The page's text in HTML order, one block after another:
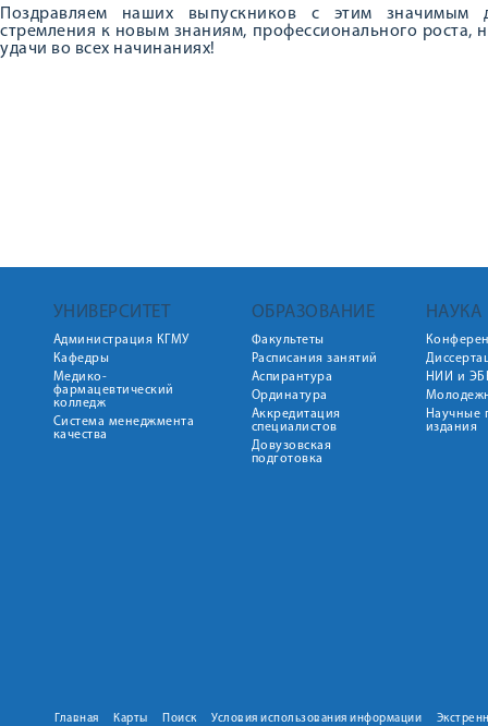
Поздравляем наших выпускников с этим значимым
стремления к новым знаниям, профессионального
удачи во всех начинаниях!
УНИВЕРСИТЕТ
Администрация КГМУ
Кафедры
Медико-
фармацевтический
колледж
Система менеджмента
качества
ОБРАЗОВАНИЕ
Факультеты
Расписания занятий
Аспирантура
Ординатура
Аккредитация
специалистов
Довузовская
подготовка
НАУКА
НИИ и
Научные
издания
Главная Карты Поиск Условия использования информации